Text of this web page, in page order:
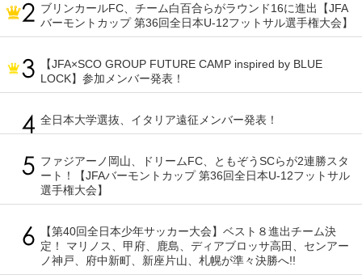
ブリンカールFC、チーム白百合らがラウンド16に進出【JFA
バーモントカップ 第36回全日本U-12フットサル選手権大会】
【JFA×SCO GROUP FUTURE CAMP inspired by BLUE
LOCK】参加メンバー発表！
全日本大学選抜、イタリア遠征メンバー発表！
ファジアーノ岡山、ドリームFC、ともぞうSCらが2連勝スタ
ート！【JFAバーモントカップ 第36回全日本U-12フットサル
選手権大会】
【第40回全日本少年サッカー大会】ベスト８進出チーム決
定！ マリノス、甲府、鹿島、ディアブロッサ高田、センアー
ノ神戸、府中新町、新座片山、札幌が準々決勝へ!!